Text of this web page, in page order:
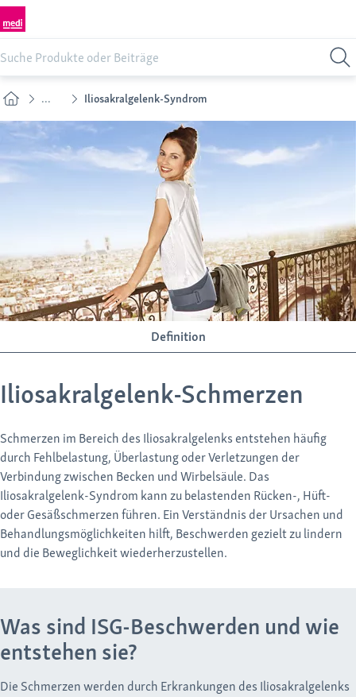
... Iliosakralgelenk-Syndrom
Definition
Iliosakralgelenk-Schmerzen
Schmerzen im Bereich des Iliosakralgelenks entstehen häufig
durch Fehlbelastung, Überlastung oder Verletzungen der
Verbindung zwischen Becken und Wirbelsäule. Das
Iliosakralgelenk-Syndrom kann zu belastenden Rücken-, Hüft-
oder Gesäßschmerzen führen. Ein Verständnis der Ursachen und
Behandlungsmöglichkeiten hilft, Beschwerden gezielt zu lindern
und die Beweglichkeit wiederherzustellen.
Was sind ISG-Beschwerden und wie
entstehen sie?
Die Schmerzen werden durch Erkrankungen des Iliosakralgelenks